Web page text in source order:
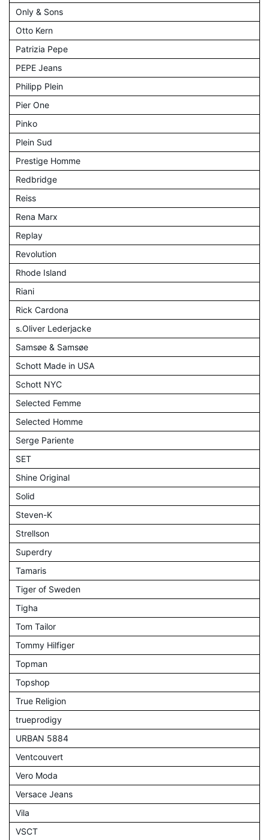
Only & Sons
Otto Kern
Patrizia Pepe
PEPE Jeans
Philipp Plein
Pier One
Pinko
Plein Sud
Prestige Homme
Redbridge
Reiss
Rena Marx
Replay
Revolution
Rhode Island
Riani
Rick Cardona
s.Oliver Lederjacke
Samsøe & Samsøe
Schott Made in USA
Schott NYC
Selected Femme
Selected Homme
Serge Pariente
SET
Shine Original
Solid
Steven-K
Strellson
Superdry
Tamaris
Tiger of Sweden
Tigha
Tom Tailor
Tommy Hilfiger
Topman
Topshop
True Religion
trueprodigy
URBAN 5884
Ventcouvert
Vero Moda
Versace Jeans
Vila
VSCT